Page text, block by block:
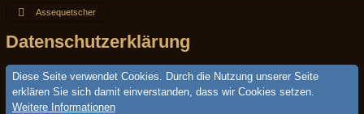
Assequetscher
Datenschutzerklärung
Diese Seite verwendet Cookies. Durch die Nutzung unserer Seite
erklären Sie sich damit einverstanden, dass wir Cookies setzen.
Weitere Informationen